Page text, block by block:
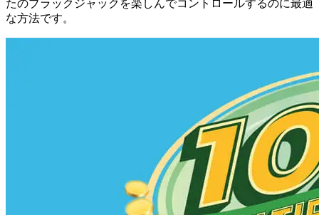
たのブラックジャックを楽しんでコントロールするのに最適
な方法です。